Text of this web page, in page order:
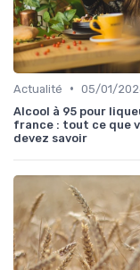
Actualité • 05/01/
Alcool à 95 pour
france : tout ce que
devez savoir